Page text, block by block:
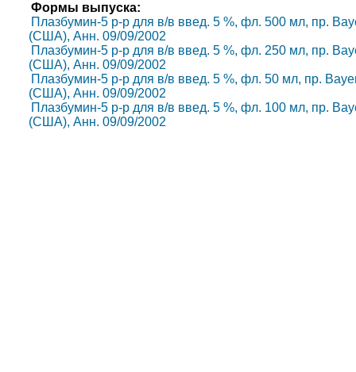
Формы выпуска:
Плазбумин-5 р-р для в/в введ. 5 %, фл. 500 мл, пр.
(США), Анн. 09/09/2002
Плазбумин-5 р-р для в/в введ. 5 %, фл. 250 мл, пр.
(США), Анн. 09/09/2002
Плазбумин-5 р-р для в/в введ. 5 %, фл. 50 мл, пр.
(США), Анн. 09/09/2002
Плазбумин-5 р-р для в/в введ. 5 %, фл. 100 мл, пр.
(США), Анн. 09/09/2002